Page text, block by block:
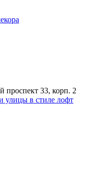
проспект 33, корп. 2
улицы в стиле лофт